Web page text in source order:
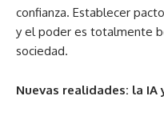
confianza. Establecer
y el poder es totalmente
sociedad.
Nuevas realidades: la IA